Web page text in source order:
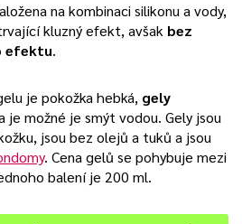
na kombinaci silikonu a vody,
kluzný efekt, avšak bez
efektu.
je pokožka hebká, gely
je možné je smýt vodou. Gely jsou
jsou bez olejů a tuků a jsou
. Cena gelů se pohybuje mezi
balení je 200 ml.